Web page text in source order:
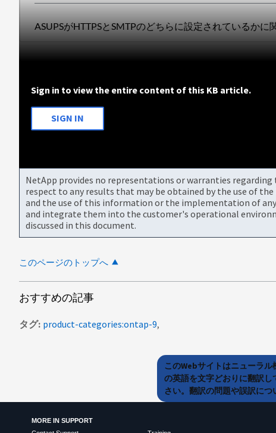
ASUPSがHTTPSとSMTPのどちらに設定されているかに
Sign in to view the entire content of this KB article.
SIGN IN
NetApp provides no representations or warranties
respect to any results that may be obtained by the use of
and the use of this information or the implementation of
and integrate them into the customer's operational
discussed in this document.
このページのトップへ
おすすめの記事
タグ product-categories:ontap-9
このWebサイトはニューラ
の英語を文字どおりに翻訳
さい。翻訳の問題や誤訳に
MORE IN SUPPORT